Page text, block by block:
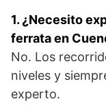
1. ¿Necesito
ferrata en
No. Los
niveles y
experto.